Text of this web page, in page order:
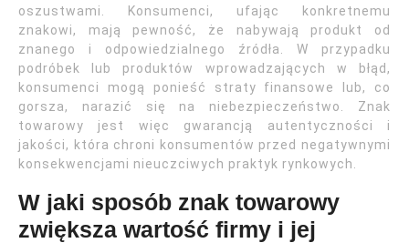
oszustwami. Konsumenci, ufając konkretnemu
znakowi, mają pewność, że nabywają produkt od
znanego i odpowiedzialnego źródła. W przypadku
podróbek lub produktów wprowadzających w błąd,
konsumenci mogą ponieść straty finansowe lub, co
gorsza, narazić się na niebezpieczeństwo. Znak
towarowy jest więc gwarancją autentyczności i
jakości, która chroni konsumentów przed negatywnymi
konsekwencjami nieuczciwych praktyk rynkowych.
W jaki sposób znak towarowy
zwiększa wartość firmy i jej